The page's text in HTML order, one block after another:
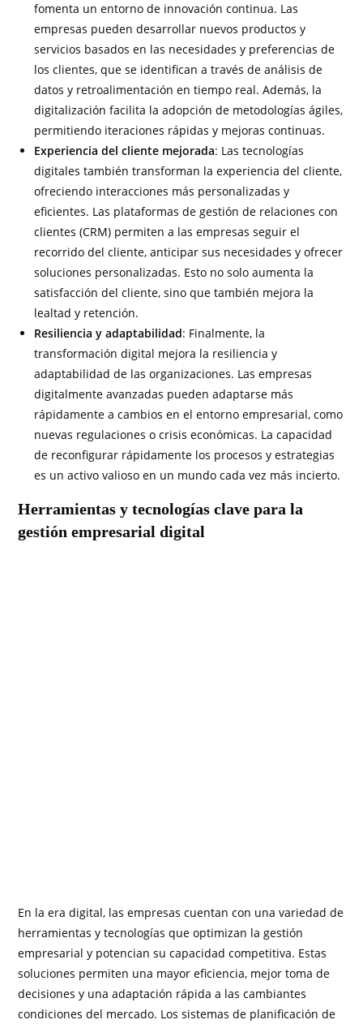
fomenta un entorno de innovación continua. Las
empresas pueden desarrollar nuevos productos y
servicios basados en las necesidades y preferencias de
los clientes, que se identifican a través de análisis de
datos y retroalimentación en tiempo real. Además, la
digitalización facilita la adopción de metodologías ágiles,
permitiendo iteraciones rápidas y mejoras continuas.
Experiencia del cliente mejorada: Las tecnologías
digitales también transforman la experiencia del cliente,
ofreciendo interacciones más personalizadas y
eficientes. Las plataformas de gestión de relaciones con
clientes (CRM) permiten a las empresas seguir el
recorrido del cliente, anticipar sus necesidades y ofrecer
soluciones personalizadas. Esto no solo aumenta la
satisfacción del cliente, sino que también mejora la
lealtad y retención.
Resiliencia y adaptabilidad: Finalmente, la
transformación digital mejora la resiliencia y
adaptabilidad de las organizaciones. Las empresas
digitalmente avanzadas pueden adaptarse más
rápidamente a cambios en el entorno empresarial, como
nuevas regulaciones o crisis económicas. La capacidad
de reconfigurar rápidamente los procesos y estrategias
es un activo valioso en un mundo cada vez más incierto.
Herramientas y tecnologías clave para la
gestión empresarial digital
En la era digital, las empresas cuentan con una variedad de
herramientas y tecnologías que optimizan la gestión
empresarial y potencian su capacidad competitiva. Estas
soluciones permiten una mayor eficiencia, mejor toma de
decisiones y una adaptación rápida a las cambiantes
condiciones del mercado. Los sistemas de planificación de